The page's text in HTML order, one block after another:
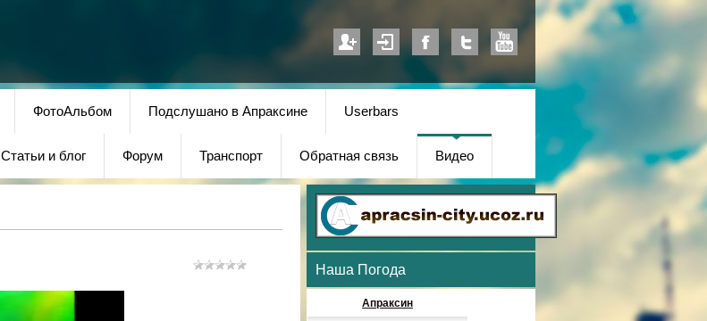
ФотоАльбом Подслушано в Апраксине Userbars
Статьи и блог Форум Транспорт Обратная связь Видео
Наша Погода
Апраксин